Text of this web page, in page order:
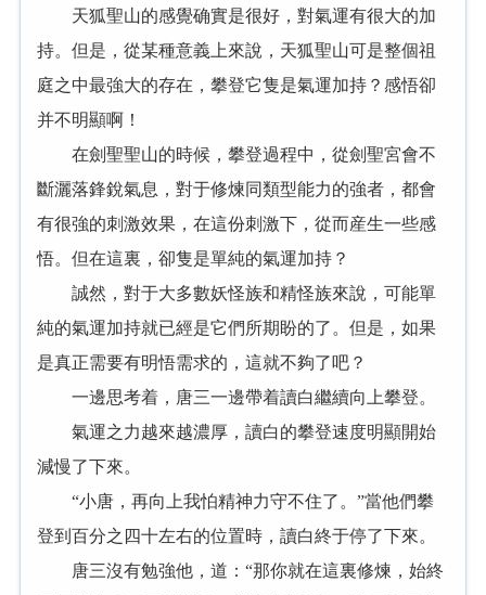
天狐聖山的感覺确實是很好，對氣運有很大的加
持。但是，從某種意義上來說，天狐聖山可是整個祖
庭之中最強大的存在，攀登它隻是氣運加持？感悟卻
并不明顯啊！
在劍聖聖山的時候，攀登過程中，從劍聖宮會不
斷灑落鋒銳氣息，對于修煉同類型能力的強者，都會
有很強的刺激效果，在這份刺激下，從而産生一些感
悟。但在這裏，卻隻是單純的氣運加持？
誠然，對于大多數妖怪族和精怪族來說，可能單
純的氣運加持就已經是它們所期盼的了。但是，如果
是真正需要有明悟需求的，這就不夠了吧？
一邊思考着，唐三一邊帶着讀白繼續向上攀登。
氣運之力越來越濃厚，讀白的攀登速度明顯開始
減慢了下來。
“小唐，再向上我怕精神力守不住了。”當他們攀
登到百分之四十左右的位置時，讀白終于停了下來。
唐三沒有勉強他，道：“那你就在這裏修煉，始終